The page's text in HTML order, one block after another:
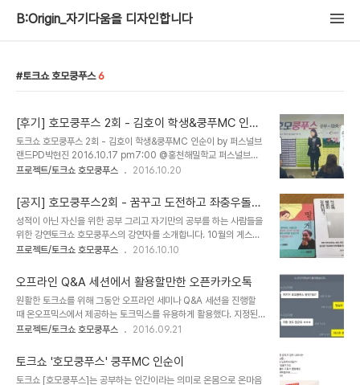
B:Origin_자기다움을 디자인합니다
토크쇼 호모쿵푸스 6
[후기] 호모쿵푸스 2회 - 김호이 학생&쿵푸MC 인순
이 by 퍼스널브랜드PD박현진
토크쇼 호모쿵푸스 2회 - 김호이 학생&쿵푸MC 인순이 by 퍼스널브
랜드PD박현진 2016.10.17 pm7:00 @홍천해밀학교 퍼스널브랜
드PD 박현진의 오프닝으로 시작했다. 지난달에 이어 두번째로 온 학
간단한 퀴즈를 푸는 시간을 가지면서 긴장을 풀었다. 오늘의 게스트 김
호이 학생은 미래산업과학고등학교 1학년에 재학중이다. 또한 호소컴
퍼니라는 회사의 대표이기도 하다. 희망과 도전을 전하는 전문 인터뷰
어가 되고 싶은 그는 삼년 전부터 청소년과 대학생 등 젊은 층의 멘토
가 되는 이들을 인터뷰해왔다. 지금은 아주경제신문 명예기자로 그의
섭외를 시도하는 것이 인연이 되어 이 자..
프로젝트/토크쇼 호모쿵푸스 2016.10.20
[공지] 호모쿵푸스2회 - 꿈꾸고 도전하고 좌충우돌하
는 10대, 창업을 꿈꾸다 by 김호이 학생
성적이 아닌 자신을 위한 공부 그리고 자기만의 공부를 하는 사람들을
위한 강연토크쇼 호모쿵푸스의 강연자를 소개합니다. 10월의 게스트
는 여러분 또래의 친구에요. 김호이 학생은 현재 명사들과 만나 인터뷰
있어요. 김호이 학생이 용감하게 인순이 선생님께 인터뷰 요청을 했고
그것이 인연이 되어 호모쿵푸스까지 연결되었답니다. 꿈을 꾸고 실행
하고 좌충우돌하는 평범한 10대김호이 학생과 즐거운 이야기를 나누
는 시간이 될거에요. 강연 후에는 해밀학교 인순이 이사장님이 토크쇼
도 진행하실거랍니다.홍천의 고2-3학생들에게 넓은 세상을 들려주기
요일 저녁 7시 해밀학교에서 만나요~~ http:..
프로젝트/토크쇼 호모쿵푸스 2016.10.10
오프라인 Q&A 세션에서 활용할만한 오픈카카오톡
원활한 토크쇼를 위해 그동안 오프라인 세미나 Q&A 세션을 진행할
때 온오프믹스에서 제공하는 토크믹스를 유용하게 활용했다. 지정된
번호로 질문을 문자로 보내면 웹상에서도 실시간으로 올라오는 질문
다. 토크믹스가 좋았던 점은 진행자는 사전 질문을 파악할 수 있어 좋
았고, 부끄러움 많은(?) 청중은 문자로 정리된 질문을 할 수 있는 점이
었다. 또한 핸드폰 뒷자리 번호만 노출되어 개인 정보 노출의 부담도
프로젝트/토크쇼 호모쿵푸스 2016.09.21
토크쇼 '호모쿵푸스' 쿵푸MC 인순이
토크쇼 [호모쿵푸스]는 공부하는 인간이라는 의미로 온몸으로 온마음